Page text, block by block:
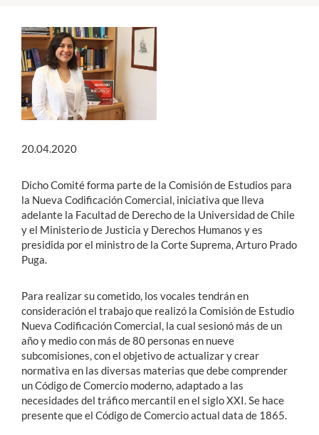
20.04.2020
Dicho Comité forma parte de la Comisión de Estudios para
la Nueva Codificación Comercial, iniciativa que lleva
adelante la Facultad de Derecho de la Universidad de Chile
y el Ministerio de Justicia y Derechos Humanos y es
presidida por el ministro de la Corte Suprema, Arturo Prado
Puga.
Para realizar su cometido, los vocales tendrán en
consideración el trabajo que realizó la Comisión de Estudio
Nueva Codificación Comercial, la cual sesionó más de un
año y medio con más de 80 personas en nueve
subcomisiones, con el objetivo de actualizar y crear
normativa en las diversas materias que debe comprender
un Código de Comercio moderno, adaptado a las
necesidades del tráfico mercantil en el siglo XXI. Se hace
presente que el Código de Comercio actual data de 1865.